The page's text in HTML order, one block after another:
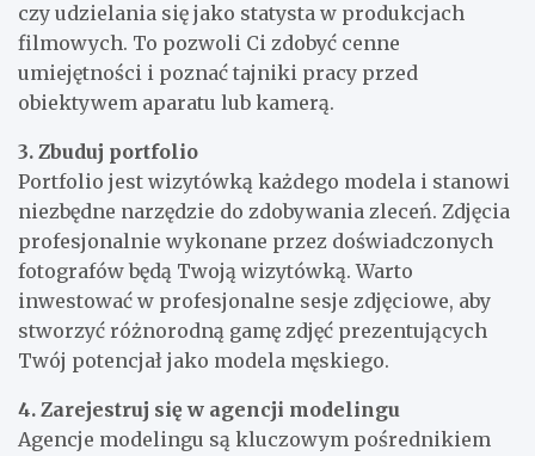
czy udzielania się jako statysta w produkcjach
filmowych. To pozwoli Ci zdobyć cenne
umiejętności i poznać tajniki pracy przed
obiektywem aparatu lub kamerą.
3. Zbuduj portfolio
Portfolio jest wizytówką każdego modela i stanowi
niezbędne narzędzie do zdobywania zleceń. Zdjęcia
profesjonalnie wykonane przez doświadczonych
fotografów będą Twoją wizytówką. Warto
inwestować w profesjonalne sesje zdjęciowe, aby
stworzyć różnorodną gamę zdjęć prezentujących
Twój potencjał jako modela męskiego.
4. Zarejestruj się w agencji modelingu
Agencje modelingu są kluczowym pośrednikiem